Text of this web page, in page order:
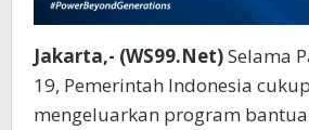
Jakarta,- (WS99.Net)Selama
19, Pemerintah Indonesia
mengeluarkan program